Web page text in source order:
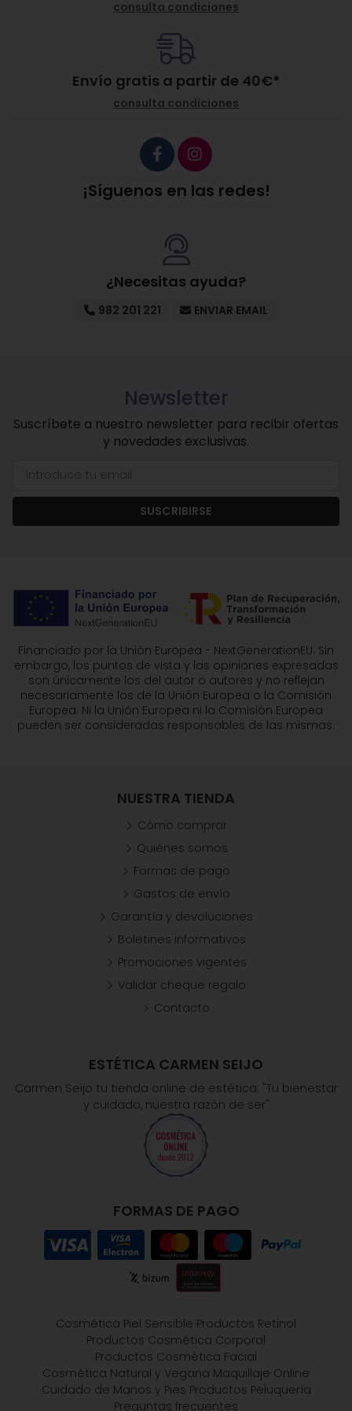
consulta condiciones
Envío gratis a partir de 40€*
consulta condiciones
¡Síguenos en las redes!
¿Necesitas ayuda?
982 201 221 ENVIAR EMAIL
Newsletter
Suscríbete a nuestro newsletter para recibir ofertas
y novedades exclusivas.
SUSCRIBIRSE
Financiado por la Unión Europea - NextGenerationEU. Sin
embargo, los puntos de vista y las opiniones expresadas
son únicamente los del autor o autores y no reflejan
necesariamente los de la Unión Europea o la Comisión
Europea. Ni la Unión Europea ni la Comisión Europea
pueden ser consideradas responsables de las mismas.
ESTÉTICA CARMEN SEIJO
Carmen Seijo tu tienda online de estética: "Tu bienestar
y cuidado, nuestra razón de ser"
FORMAS DE PAGO
NUESTRA TIENDA
Cómo comprar
Quiénes somos
Formas de pago
Gastos de envío
Garantía y devoluciones
Boletines informativos
Promociones vigentes
Validar cheque regalo
Contacto
Cosmética Piel Sensible Productos Retinol
Productos Cosmética Corporal
Productos Cosmética Facial
Cosmética Natural y Vegana Maquillaje Online
Cuidado de Manos y Pies Productos Peluquería
Preguntas frecuentes